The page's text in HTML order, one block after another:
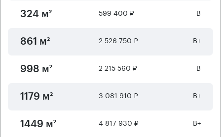
324 м² 599 400 ₽ B
861 м² 2 526 750 ₽ B+
998 м² 2 215 560 ₽ B
1179 м² 3 081 910 ₽ B+
1449 м² 4 817 930 ₽ B+